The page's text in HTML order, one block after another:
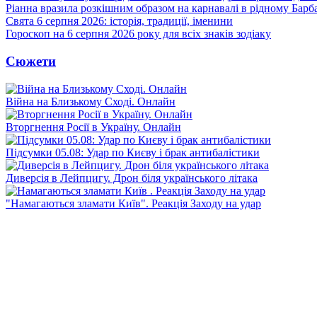
Ріанна вразила розкішним образом на карнавалі в рідному
Свята 6 серпня 2026: історія, традиції, іменини
Гороскоп на 6 серпня 2026 року для всіх знаків зодіаку
Сюжети
Війна на Близькому Сході. Онлайн
Вторгнення Росії в Україну. Онлайн
Підсумки 05.08: Удар по Києву і брак антибалістики
Диверсія в Лейпцигу. Дрон біля українського літака
"Намагаються зламати Київ". Реакція Заходу на удар